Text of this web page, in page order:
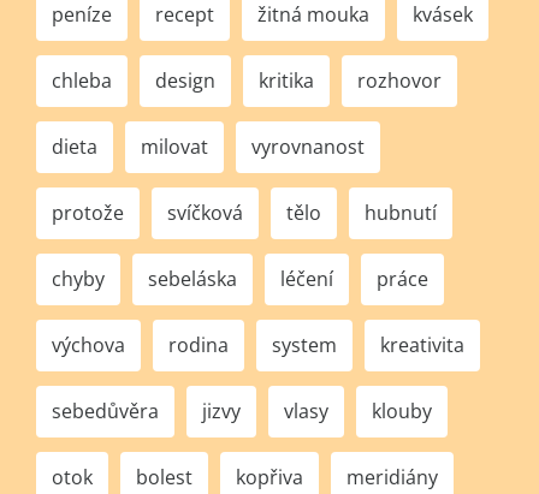
peníze recept žitná mouka kvásek
chleba design kritika rozhovor
dieta milovat vyrovnanost
protože svíčková tělo hubnutí
chyby sebeláska léčení práce
výchova rodina system kreativita
sebedůvěra jizvy vlasy klouby
otok bolest kopřiva meridiány